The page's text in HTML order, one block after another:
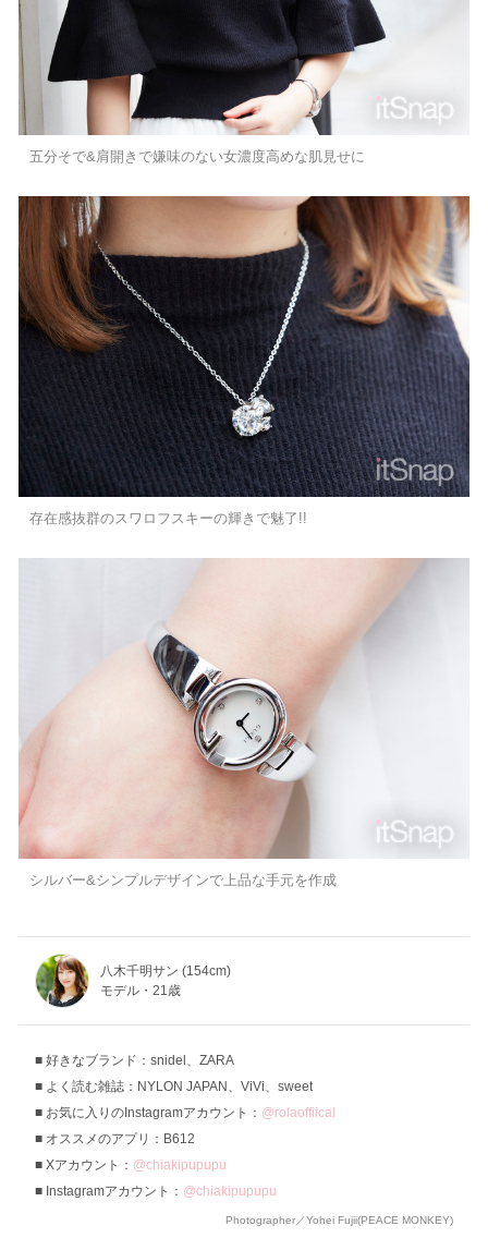
五分そで&肩開きで嫌味のない女濃度高めな肌見せに
存在感抜群のスワロフスキーの輝きで魅了!!
シルバー&シンプルデザインで上品な手元を作成
八木千明サン (154cm)
モデル・21歳
好きなブランド：snidel、ZARA
よく読む雑誌：NYLON JAPAN、ViVi、sweet
お気に入りのInstagramアカウント： @rolaoffiical
オススメのアプリ：B612
Xアカウント： @chiakipupupu
Instagramアカウント： @chiakipupupu
Photographer／Yohei Fujii(PEACE MONKEY)